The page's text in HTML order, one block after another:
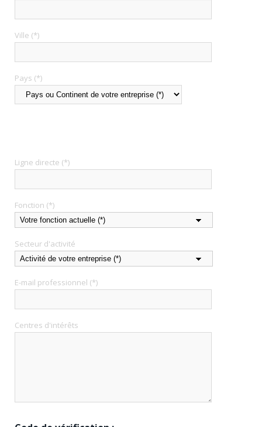
Ville (*)
Pays (*)
Ligne directe (*)
Fonction (*)
Secteur d'activité
E-mail professionnel (*)
Centres d'intérêts